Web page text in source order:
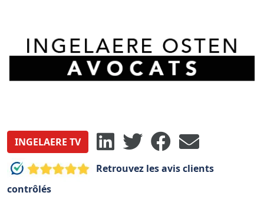
INGELAERE TV
Retrouvez les avis clients
contrôlés